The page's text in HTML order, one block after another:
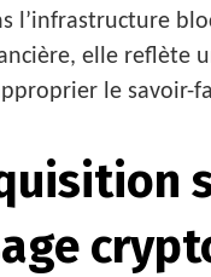
l’infrastructure
elle reflète
le